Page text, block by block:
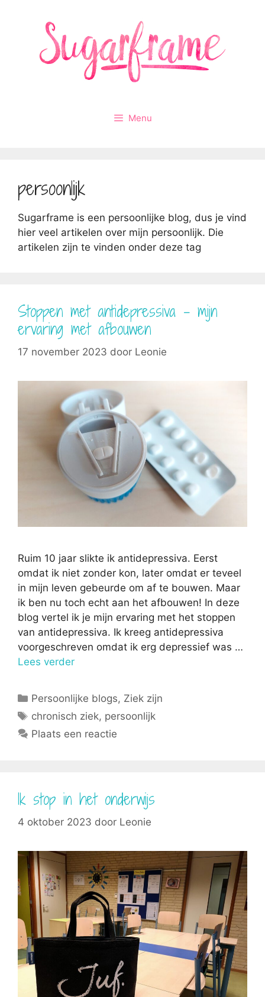
Menu
persoonlijk
Sugarframe is een persoonlijke blog, dus je vind
hier veel artikelen over mijn persoonlijk. Die
artikelen zijn te vinden onder deze tag
Stoppen met antidepressiva – mijn
ervaring met afbouwen
17 november 2023 door Leonie
Ruim 10 jaar slikte ik antidepressiva. Eerst
omdat ik niet zonder kon, later omdat er teveel
in mijn leven gebeurde om af te bouwen. Maar
ik ben nu toch echt aan het afbouwen! In deze
blog vertel ik je mijn ervaring met het stoppen
van antidepressiva. Ik kreeg antidepressiva
voorgeschreven omdat ik erg depressief was …
Lees verder
Categorieën
Persoonlijke blogs, Ziek zijn
Tags
chronisch ziek, persoonlijk
Plaats een reactie
Ik stop in het onderwijs
4 oktober 2023 door Leonie